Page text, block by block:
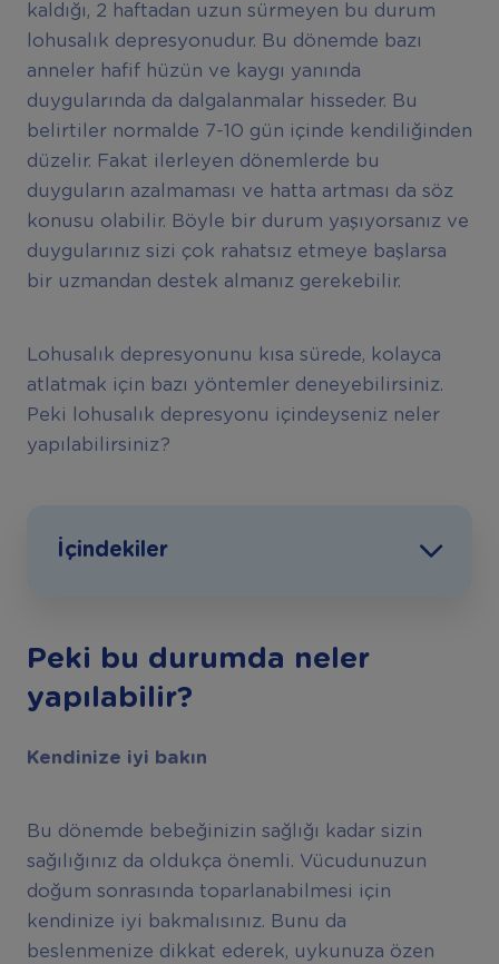
kaldığı, 2 haftadan uzun sürmeyen bu durum
lohusalık depresyonudur. Bu dönemde bazı
anneler hafif hüzün ve kaygı yanında
duygularında da dalgalanmalar hisseder. Bu
belirtiler normalde 7-10 gün içinde kendiliğinden
düzelir. Fakat ilerleyen dönemlerde bu
duyguların azalmaması ve hatta artması da söz
konusu olabilir. Böyle bir durum yaşıyorsanız ve
duygularınız sizi çok rahatsız etmeye başlarsa
bir uzmandan destek almanız gerekebilir.
Lohusalık depresyonunu kısa sürede, kolayca
atlatmak için bazı yöntemler deneyebilirsiniz.
Peki lohusalık depresyonu içindeyseniz neler
yapılabilirsiniz?
İçindekiler
Peki bu durumda neler
yapılabilir?
Kendinize iyi bakın
Bu dönemde bebeğinizin sağlığı kadar sizin
sağılığınız da oldukça önemli. Vücudunuzun
doğum sonrasında toparlanabilmesi için
kendinize iyi bakmalısınız. Bunu da
beslenmenize dikkat ederek, uykunuza özen